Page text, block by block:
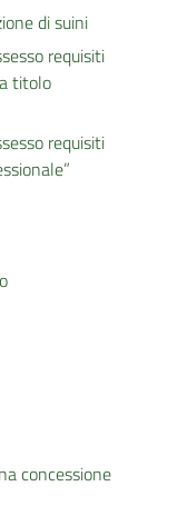
di suini
requisiti
titolo
requisiti
concessione